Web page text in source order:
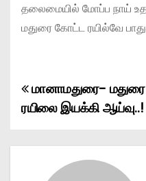
தலைமையில் மோப்ப நாய்
மதுரை கோட்ட ரயில்வே
P
o
s
மானாமதுரை- மதுரை
ரயிலை இயக்கி ஆய்வு..!